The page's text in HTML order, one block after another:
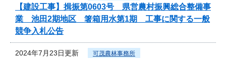
【建設工事】揖振第0603号 県営農村振興総合整備事
業 池田2期地区 箸箱用水第1期 工事に関する一般
競争入札公告
2024年7月23日更新 可茂農林事務所